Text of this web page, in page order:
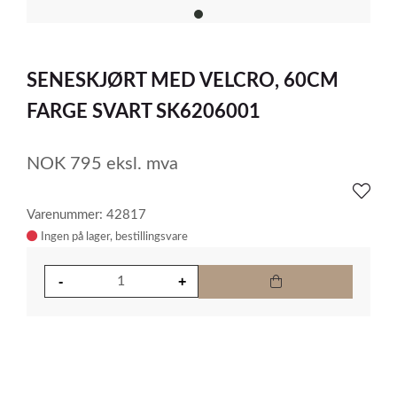
item
of
1
SENESKJØRT MED VELCRO, 60CM
FARGE SVART SK6206001
NOK 795 eksl. mva
Varenummer: 42817
Ingen på lager